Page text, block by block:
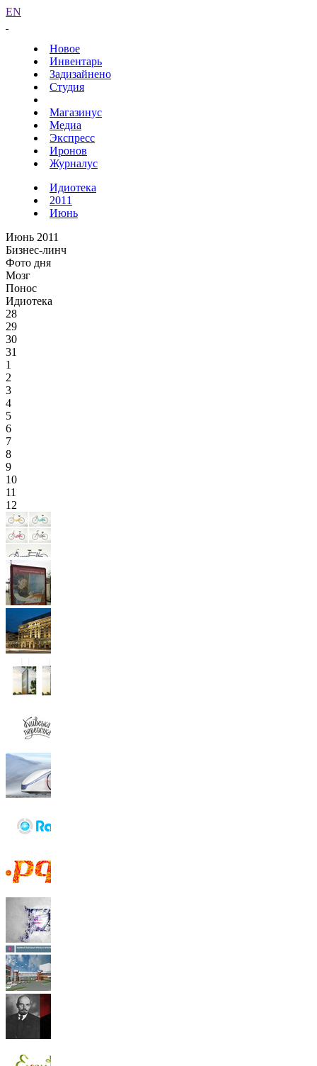
EN
Новое
Инвентарь
Задизайнено
Студия
Магазинус
Медиа
Экспресс
Иронов
Журналус
Идиотека
2011
Июнь
Июнь 2011
Бизнес-линч
Фото дня
Мозг
Понос
Идиотека
28
29
30
31
1
2
3
4
5
6
7
8
9
10
11
12